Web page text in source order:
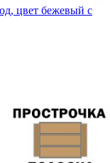
цвет бежевый с